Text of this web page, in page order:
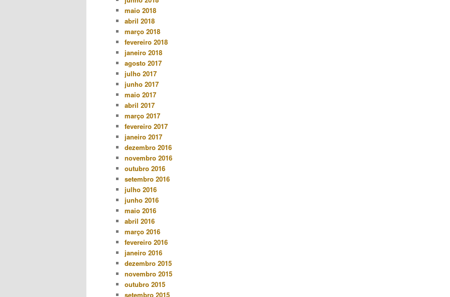
maio 2018
abril 2018
março 2018
fevereiro 2018
janeiro 2018
agosto 2017
julho 2017
junho 2017
maio 2017
abril 2017
março 2017
fevereiro 2017
janeiro 2017
dezembro 2016
novembro 2016
outubro 2016
setembro 2016
julho 2016
junho 2016
maio 2016
abril 2016
março 2016
fevereiro 2016
janeiro 2016
dezembro 2015
novembro 2015
outubro 2015
setembro 2015